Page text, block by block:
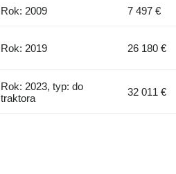
Rok: 2009 7 497 €
Rok: 2019 26 180 €
Rok: 2023, typ: do
traktora
32 011 €